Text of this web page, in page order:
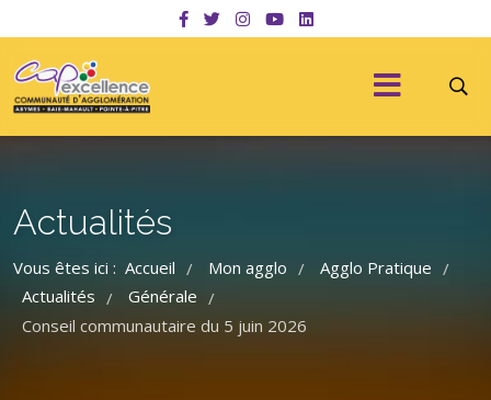
Actualités
Vous êtes ici : Accueil / Mon agglo / Agglo Pratique /
Actualités / Générale /
Conseil communautaire du 5 juin 2026